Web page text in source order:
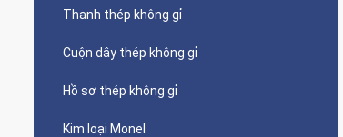
Thanh thép không gỉ
Cuộn dây thép không gỉ
Hồ sơ thép không gỉ
Kim loại Monel